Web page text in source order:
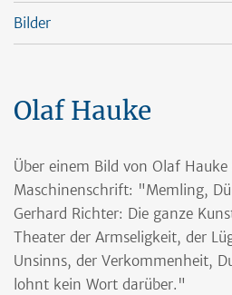
Bilder
Olaf Hauke
Über einem Bild von Olaf
Maschinenschrift: "Memling,
Gerhard Richter: Die ganze
Theater der Armseligkeit, der
Unsinns, der Verkommenheit,
lohnt kein Wort darüber."